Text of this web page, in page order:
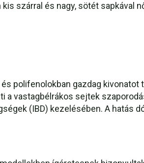
szárral és nagy, sötét sapkával
polifenolokban gazdag
vastagbélrákos sejtek
(IBD) kezelésében. A hatás